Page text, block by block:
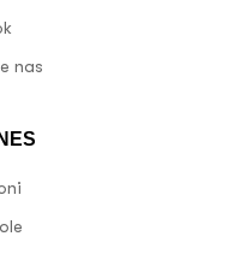
nas